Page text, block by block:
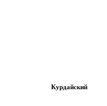
Курдайский